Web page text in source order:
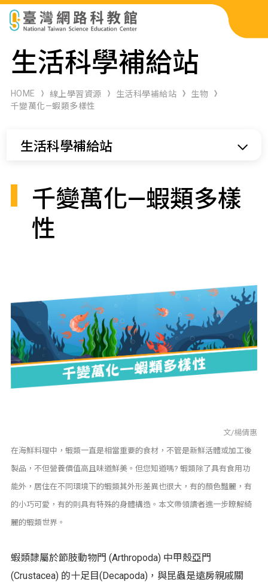
科展作品檢索
科學研習月刊
生活科學補給站
HOME 線上學習資源 生活科學補給站
生物
千變萬化—蝦類多樣性
生活科學補給站
千變萬化—蝦類多樣
性
文/楊倩惠
在海鮮料理中，蝦類一直是相當重要的食材，不管是新鮮活體或加工後
製品，不但營養價值高且味道鮮美。但您知道嗎? 蝦類除了具有食用功
能外，居住在不同環境下的蝦類其外形差異也很大，有的顏色豔麗，有
的小巧可愛，有的則具有特殊的身體構造。本文帶領讀者進一步瞭解綺
麗的蝦類世界。
蝦類隸屬於節肢動物門 (Arthropoda) 中甲殼亞門
(Crustacea) 的十足目(Decapoda)，與昆蟲是遠房親戚關